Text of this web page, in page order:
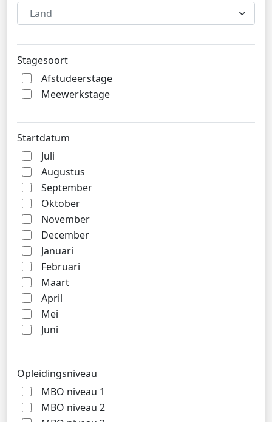
Land
Stagesoort
Afstudeerstage
Meewerkstage
Startdatum
Juli
Augustus
September
Oktober
November
December
Januari
Februari
Maart
April
Mei
Juni
Opleidingsniveau
MBO niveau 1
MBO niveau 2